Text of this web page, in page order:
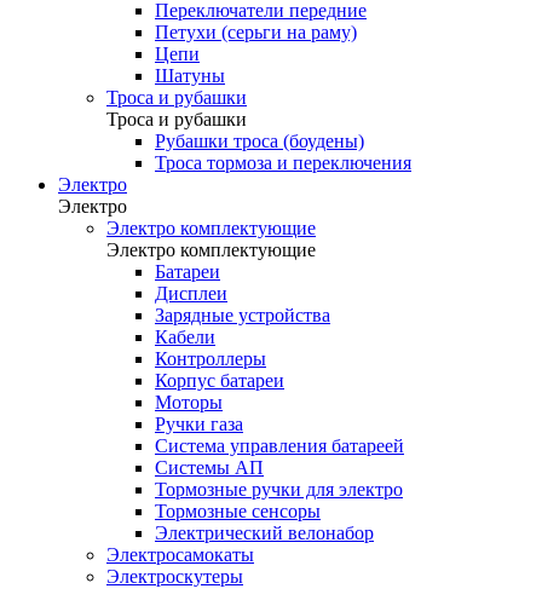
Переключатели передние
Петухи (серьги на раму)
Цепи
Шатуны
Троса и рубашки
Троса и рубашки
Рубашки троса (боудены)
Троса тормоза и переключения
Электро
Электро
Электро комплектующие
Электро комплектующие
Батареи
Дисплеи
Зарядные устройства
Кабели
Контроллеры
Корпус батареи
Моторы
Ручки газа
Система управления батареей
Системы АП
Тормозные ручки для электро
Тормозные сенсоры
Электрический велонабор
Электросамокаты
Электроскутеры